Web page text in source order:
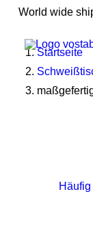
World wide
Startseite